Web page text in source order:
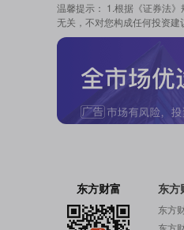
温馨提示： 1.根据《证券法
无关，不对您构成任何投资
东方财富 东方
东方